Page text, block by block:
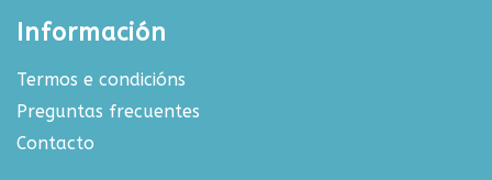
Información
Termos e condicións
Preguntas frecuentes
Contacto